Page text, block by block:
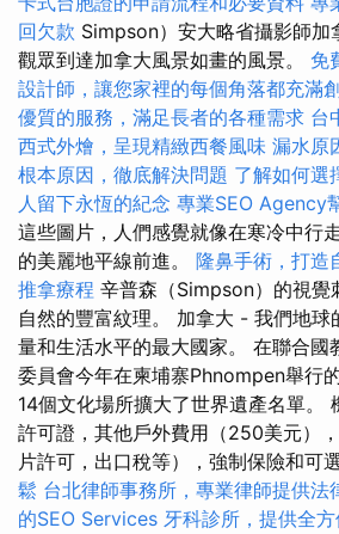
回欠款 Simpson）安大略省攝影師
觀眾到達加拿大風景如畫的風景。 免
設計師，讓您家裡的每個角落都充滿
優質的服務，滿足長者的各種需求 台
西式外燴，呈現精緻西餐風味 漏水原
根本原因，徹底解決問題 了解如何選
人留下永恆的紀念 專業SEO Agency
這些圖片，人們感覺就像在寒冷中行
的美麗地平線前進。 隆鼻手術，打造
推拿療程 辛普森（Simpson）的視覺
自然的豐富紋理。 加拿大 - 我們地球
量和生活水平的最大國家。 在聯合國
委員會今年在柬埔寨Phnompen舉行
14個文化場所擴大了世界遺產名單。
許可證，其他戶外費用（250美元）
片許可，出口稅等），強制保險和可
鬆 台北律師事務所，專業律師提供法
的SEO Services 牙科診所，提供全